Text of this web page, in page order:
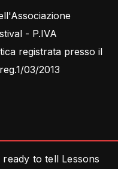
- P.IVA
registrata presso il
03/2013
to tell Lessons